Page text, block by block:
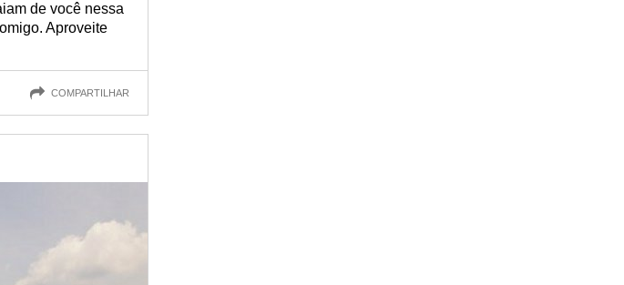
de você nessa
Aproveite
COMPARTILHAR